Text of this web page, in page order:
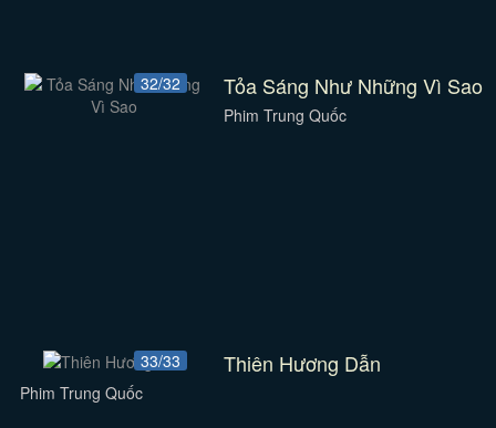
32/32 Tỏa Sáng Như Những Vì Sao
Phim Trung Quốc
33/33 Thiên Hương Dẫn
Phim Trung Quốc